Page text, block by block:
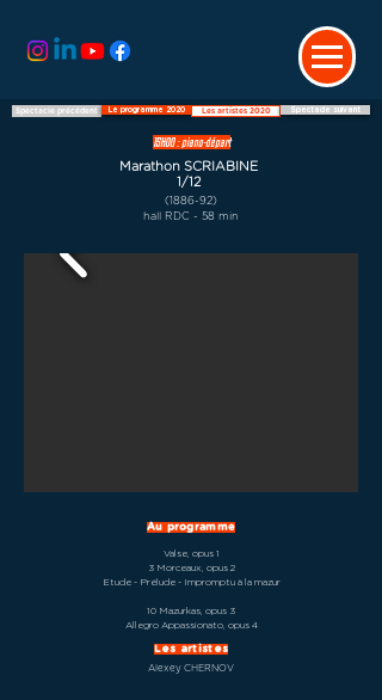
Spectacle précédent Le programme 2020 Les artistes 2020 Spectacle suivant
15H00 : piano-départ
Marathon SCRIABINE
1/12
(1886-92)
hall RDC - 58 min
Au programme
Valse, opus 1
3 Morceaux, opus 2
Etude - Prélude - Impromptu à la mazur
10 Mazurkas, opus 3
Allegro Appassionato, opus 4
Les artistes
Alexey CHERNOV